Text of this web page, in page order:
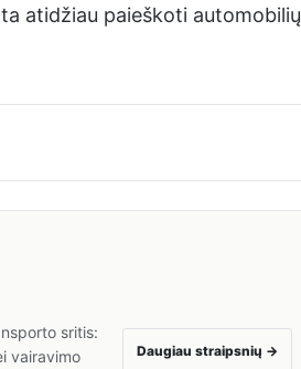
atidžiau paieškoti automobilių
sritis:
vairavimo
Daugiau straipsnių →